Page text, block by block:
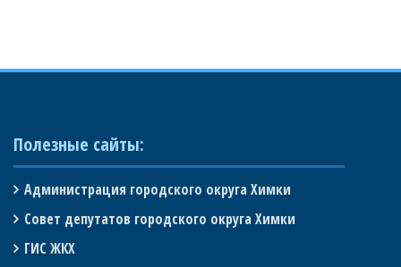
Полезные сайты:
Администрация городского округа Химки
Совет депутатов городского округа Химки
ГИС ЖКХ